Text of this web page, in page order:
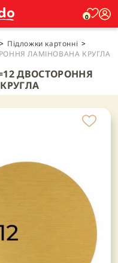
0
> Підложки картонні >
ЛАМІНОВАНА КРУГЛА
ДВОСТОРОННЯ